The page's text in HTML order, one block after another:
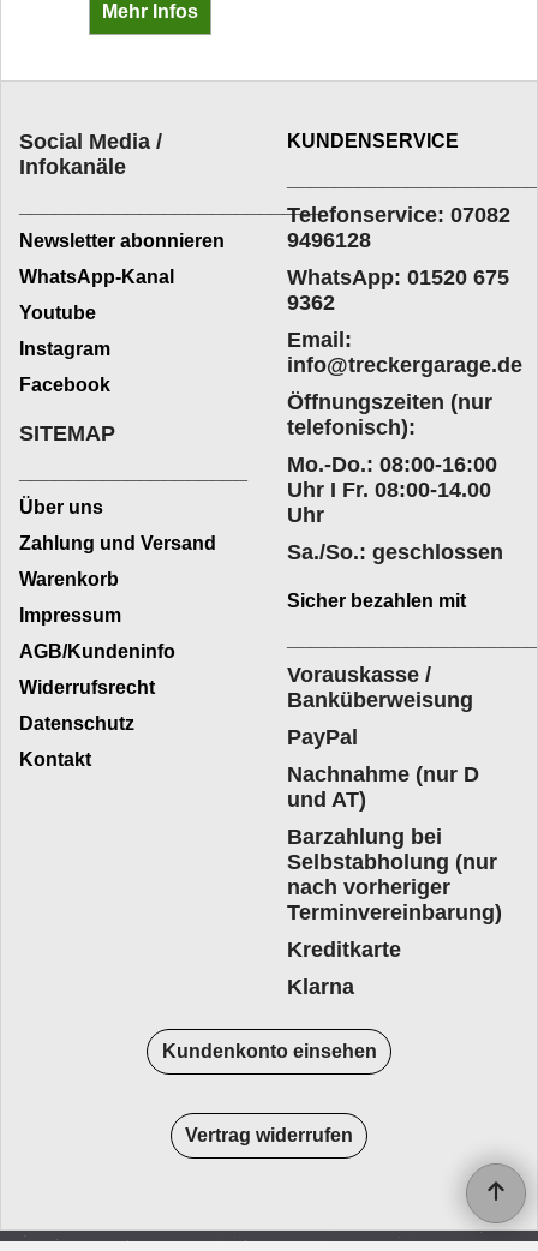
Mehr Infos
Social Media /
Infokanäle
_________________________
Newsletter abonnieren
WhatsApp-Kanal
Youtube
Instagram
Facebook
KUNDENSERVICE
Telefonservice: 07082
9496128
WhatsApp: 01520 675
9362
Email:
info@treckergarage.de
Öffnungszeiten (nur
telefonisch):
Mo.-Do.: 08:00-16:00
Uhr I Fr. 08:00-14.00
Uhr
Sa./So.: geschlossen
SITEMAP
Über uns
Zahlung und Versand
Warenkorb
Impressum
AGB/Kundeninfo
Widerrufsrecht
Datenschutz
Kontakt
Sicher bezahlen mit
Vorauskasse /
Banküberweisung
PayPal
Nachnahme (nur D
und AT)
Barzahlung bei
Selbstabholung (nur
nach vorheriger
Terminvereinbarung)
Kreditkarte
Klarna
Kundenkonto einsehen
Vertrag widerrufen